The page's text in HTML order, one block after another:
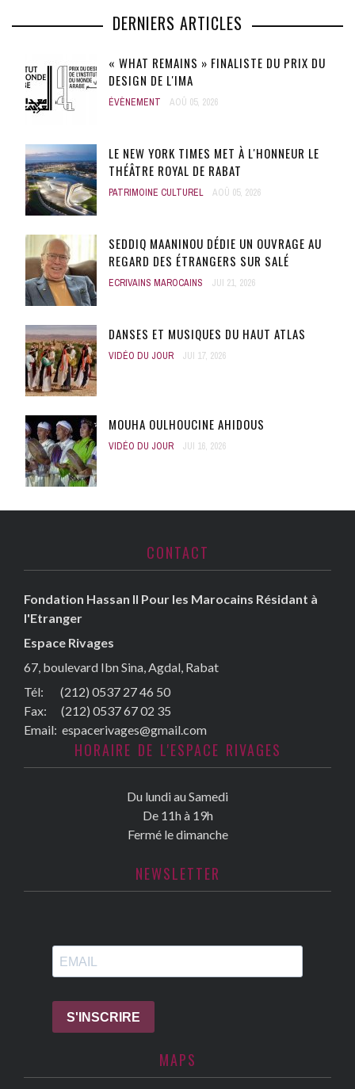
DERNIERS ARTICLES
« WHAT REMAINS » FINALISTE DU PRIX DU
DESIGN DE L'IMA
ÉVÈNEMENT AOÛ 05, 2026
LE NEW YORK TIMES MET À L'HONNEUR LE
THÉÂTRE ROYAL DE RABAT
PATRIMOINE CULTUREL AOÛ 05, 2026
SEDDIQ MAANINOU DÉDIE UN OUVRAGE AU
REGARD DES ÉTRANGERS SUR SALÉ
ECRIVAINS MAROCAINS JUI 21, 2026
DANSES ET MUSIQUES DU HAUT ATLAS
VIDÉO DU JOUR JUI 17, 2026
MOUHA OULHOUCINE AHIDOUS
VIDÉO DU JOUR JUI 16, 2026
CONTACT
Fondation Hassan II Pour les Marocains Résidant à
l'Etranger
Espace Rivages
67, boulevard Ibn Sina, Agdal, Rabat
Tél: (212) 0537 27 46 50
Fax: (212) 0537 67 02 35
Email: espacerivages@gmail.com
HORAIRE DE L'ESPACE RIVAGES
Du lundi au Samedi
De 11h à 19h
Fermé le dimanche
NEWSLETTER
MAPS